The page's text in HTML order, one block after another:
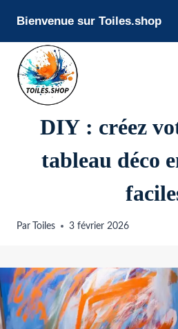
contenu
Bienvenue sur Toiles.shop
DIY : créez
tableau déco
Par Toiles 3 février 2026